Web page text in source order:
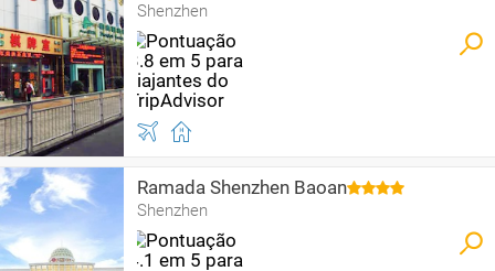
Shenzhen
Ramada Shenzhen Baoan
Shenzhen